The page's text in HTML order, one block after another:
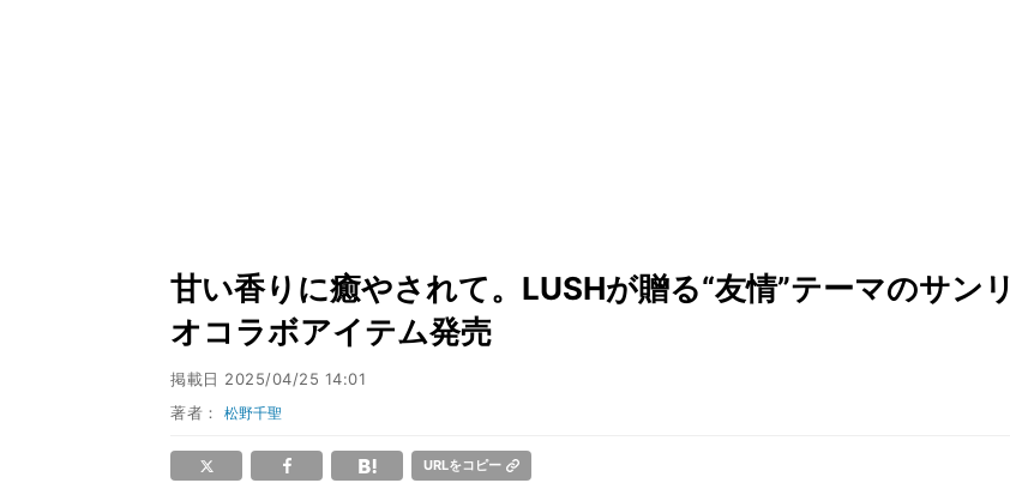
甘い香りに癒やされて。LUSHが贈る“友情”テーマのサンリ
オコラボアイテム発売
掲載日 2025/04/25 14:01
著者：松野千聖
URLをコピー